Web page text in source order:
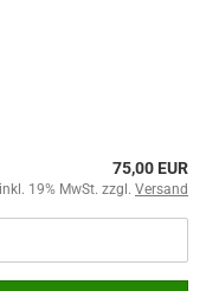
75,00 EUR
inkl. 19% MwSt. zzgl. Versand